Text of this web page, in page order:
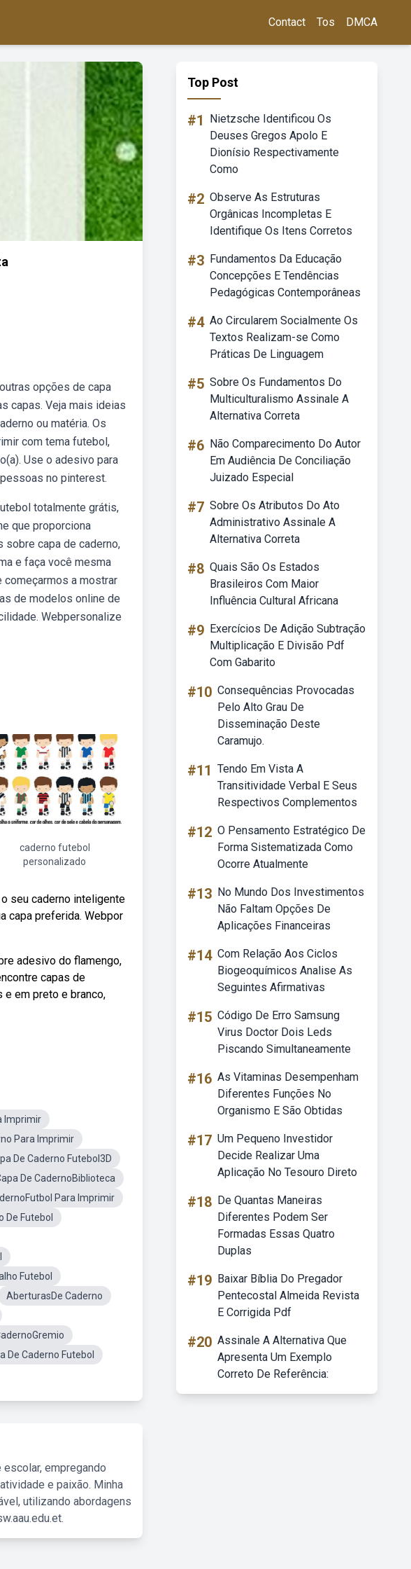
Contact Tos DMCA
opções de capa
capas. Veja mais ideias
ou matéria. Os
com tema futebol,
Use o adesivo para
no pinterest.
totalmente grátis,
que proporciona
sobre capa de caderno,
e faça você mesma
começarmos a mostrar
de modelos online de
Webpersonalize
caderno futebol
personalizado
seu caderno inteligente
capa preferida. Webpor
adesivo do flamengo,
capas de
em preto e branco,
Imprimir
Para Imprimir
De Caderno Futebol3D
De CadernoBiblioteca
Para Imprimir
De Futebol
Futebol
AberturasDe Caderno
De Caderno Futebol
empregando
e paixão. Minha
utilizando abordagens
Top Post
#1
Nietzsche Identificou Os
Deuses Gregos Apolo E
Dionísio Respectivamente
Como
#2 Observe As Estruturas
Orgânicas Incompletas E
Identifique Os Itens Corretos
#3 Fundamentos Da Educação
Concepções E Tendências
Pedagógicas Contemporâneas
#4 Ao Circularem Socialmente Os
Textos Realizam-se Como
Práticas De Linguagem
#5 Sobre Os Fundamentos Do
Multiculturalismo Assinale A
Alternativa Correta
#6 Não Comparecimento Do Autor
Em Audiência De Conciliação
Juizado Especial
#7 Sobre Os Atributos Do Ato
Administrativo Assinale A
Alternativa Correta
#8 Quais São Os Estados
Brasileiros Com Maior
Influência Cultural Africana
#9 Exercícios De Adição Subtração
Multiplicação E Divisão Pdf
Com Gabarito
#10 Consequências Provocadas
Pelo Alto Grau De
Disseminação Deste
Caramujo.
#11 Tendo Em Vista A
Transitividade Verbal E Seus
Respectivos Complementos
#12 O Pensamento Estratégico De
Forma Sistematizada Como
Ocorre Atualmente
#13 No Mundo Dos Investimentos
Não Faltam Opções De
Aplicações Financeiras
#14 Com Relação Aos Ciclos
Biogeoquímicos Analise As
Seguintes Afirmativas
#15 Código De Erro Samsung
Virus Doctor Dois Leds
Piscando Simultaneamente
#16 As Vitaminas Desempenham
Diferentes Funções No
Organismo E São Obtidas
#17 Um Pequeno Investidor
Decide Realizar Uma
Aplicação No Tesouro Direto
#18 De Quantas Maneiras
Diferentes Podem Ser
Formadas Essas Quatro
Duplas
#19 Baixar Bíblia Do Pregador
Pentecostal Almeida Revista
E Corrigida Pdf
#20 Assinale A Alternativa Que
Apresenta Um Exemplo
Correto De Referência: